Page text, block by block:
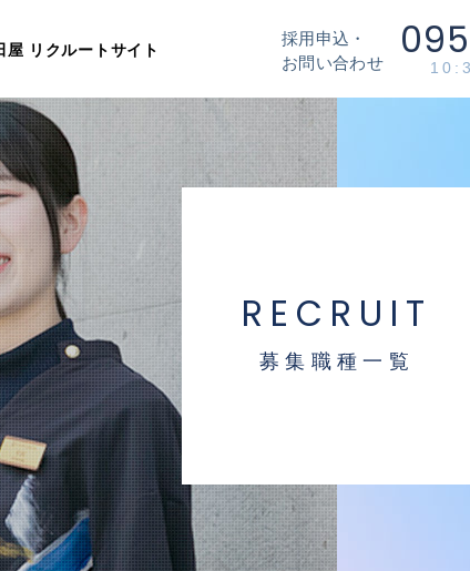
屋 リクルートサイト
採用申込・
お問い合わせ
RECRUIT
募集職種一覧